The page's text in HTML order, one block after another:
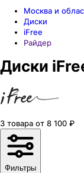
Москва и
Диски
iFree
Райдер
Диски
3 товара от 8 100 ₽
Фильтры